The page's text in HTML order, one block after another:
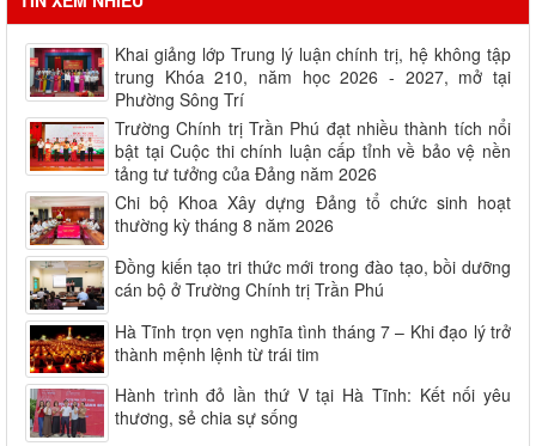
Khai giảng lớp Trung lý luận chính trị, hệ không tập
trung Khóa 210, năm học 2026 - 2027, mở tại
Phường Sông Trí
Trường Chính trị Trần Phú đạt nhiều thành tích nổi
bật tại Cuộc thi chính luận cấp tỉnh về bảo vệ nền
tảng tư tưởng của Đảng năm 2026
Chi bộ Khoa Xây dựng Đảng tổ chức sinh hoạt
thường kỳ tháng 8 năm 2026
Đồng kiến tạo tri thức mới trong đào tạo, bồi dưỡng
cán bộ ở Trường Chính trị Trần Phú
Hà Tĩnh trọn vẹn nghĩa tình tháng 7 – Khi đạo lý trở
thành mệnh lệnh từ trái tim
Hành trình đỏ lần thứ V tại Hà Tĩnh: Kết nối yêu
thương, sẻ chia sự sống